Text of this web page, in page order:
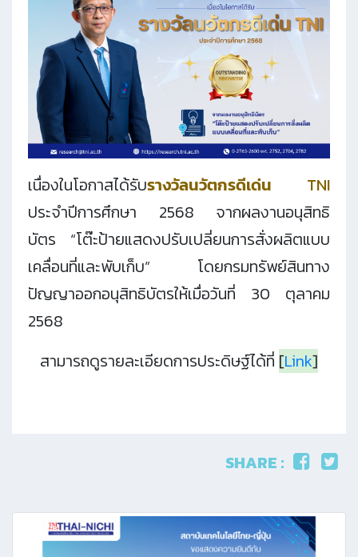
เนื่องในโอกาสได้รับรางวัลนวัตกรดีเด่น TNI
ประจำปีการศึกษา 2568 จากผลงานอนุสิทธิ
บัตร “โต๊ะป้ายแสดงปรับเปลี่ยนการสั่งผลิตแบบ
เคลื่อนที่และพับเก็บ” โดยกรมทรัพย์สินทาง
ปัญญาออกอนุสิทธิบัตรให้เมื่อวันที่ 30 ตุลาคม
2568
สามารถดูรายละเอียดการประดิษฐ์ได้ที่ [Link]
SHARE :